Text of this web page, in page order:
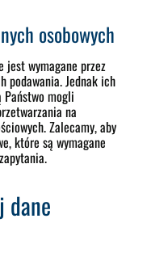
osobowych
jest wymagane przez
podawania. Jednak ich
Państwo mogli
na
Zalecamy, aby
które są wymagane
dane